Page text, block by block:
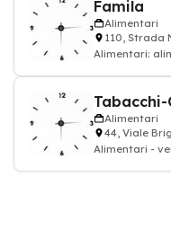
Famila
Alimentari
110, Strada
Alimentari:
Alimentari
44, Viale
Alimentari -